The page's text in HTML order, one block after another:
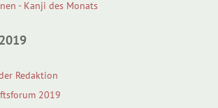
- Kanji des Monats
Redaktion
2019